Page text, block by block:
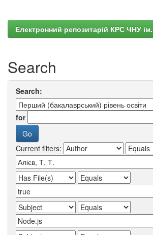
Електронний репозитарій КРС ЧНУ
Search
Search:
for
Current filters: